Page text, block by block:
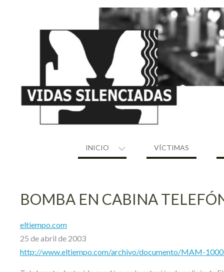
INICIO VÍCTIMAS
BOMBA EN CABINA
eltiempo.com
25 de abril de 2003
http://www.eltiempo.com/archivo/documento/MAM-